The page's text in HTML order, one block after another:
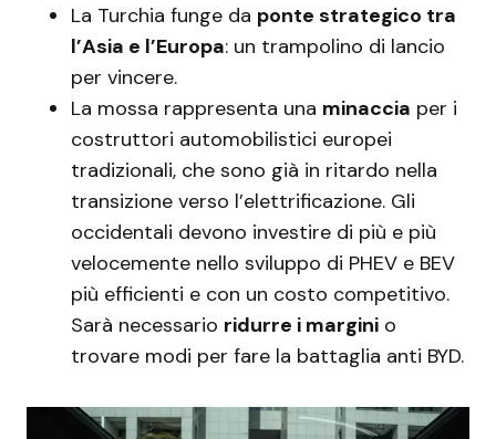
La Turchia funge da ponte strategico tra
l’Asia e l’Europa: un trampolino di lancio
per vincere.
La mossa rappresenta una minaccia per i
costruttori automobilistici europei
tradizionali, che sono già in ritardo nella
transizione verso l’elettrificazione. Gli
occidentali devono investire di più e più
velocemente nello sviluppo di PHEV e BEV
più efficienti e con un costo competitivo.
Sarà necessario ridurre i margini o
trovare modi per fare la battaglia anti BYD.